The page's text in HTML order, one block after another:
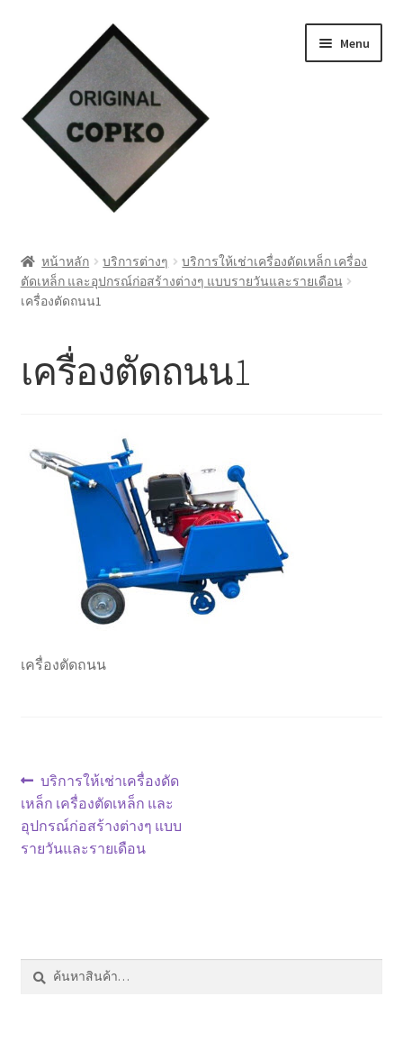
navigation
content
Menu
Cart
ชำระเงิน
ติดต่อเรา
นโยบายการคืนเงิน
ประวัติบริษัท
หน้าแรก COPKO
หน้าหลัก บริการต่างๆ
บริการให้เช่าเครื่องดัดเหล็ก เครื่อง
ตัดเหล็ก และอุปกรณ์ก่อสร้างต่างๆ แบบรายวันและรายเดือน
เครื่องตัดถนน1
เครื่องตัดถนน1
เครื่องตัดถนน
แนะแนว
เรื่อง
Previous
post:
บริการให้เช่าเครื่องดัด
เหล็ก เครื่องตัดเหล็ก และ
อุปกรณ์ก่อสร้างต่างๆ แบบ
รายวันและรายเดือน
ค้นหา:
ค้นหา